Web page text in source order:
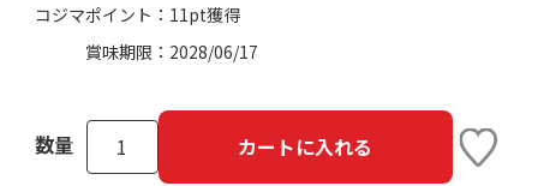
コジマポイント： 11pt獲得
賞味期限： 2028/06/17
数量 カートに入れる